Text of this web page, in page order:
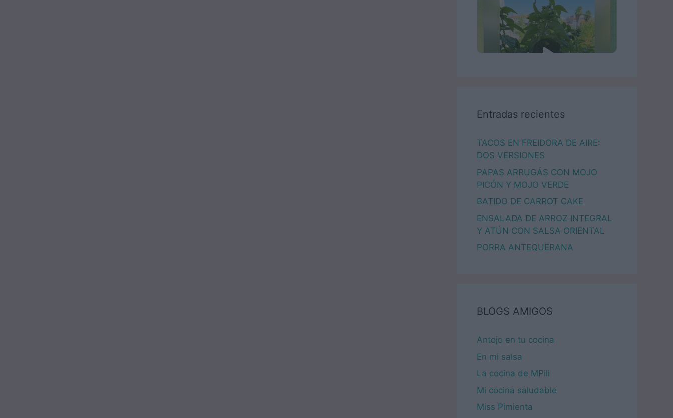
Entradas recientes
TACOS EN FREIDORA DE AIRE:
DOS VERSIONES
PAPAS ARRUGÁS CON MOJO
PICÓN Y MOJO VERDE
BATIDO DE CARROT CAKE
ENSALADA DE ARROZ INTEGRAL
Y ATÚN CON SALSA ORIENTAL
PORRA ANTEQUERANA
BLOGS AMIGOS
Antojo en tu cocina
En mi salsa
La cocina de MPili
Mi cocina saludable
Miss Pimienta